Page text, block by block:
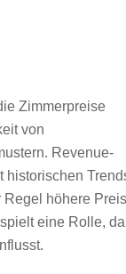
Zimmerpreise
von
Revenue-
historischen
höhere
eine Rolle, da